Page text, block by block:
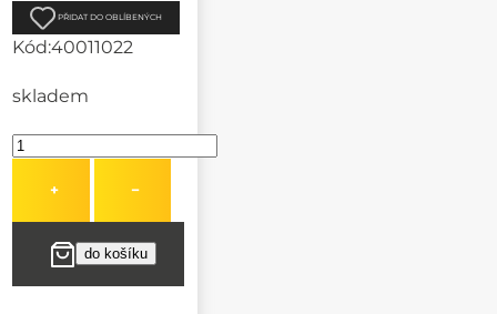
PŘIDAT DO OBLÍBENÝCH
Kód:40011022
skladem
+ −